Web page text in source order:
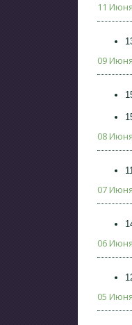
11
09
08
07
06
05